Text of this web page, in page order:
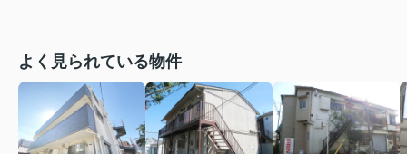
よく見られている物件